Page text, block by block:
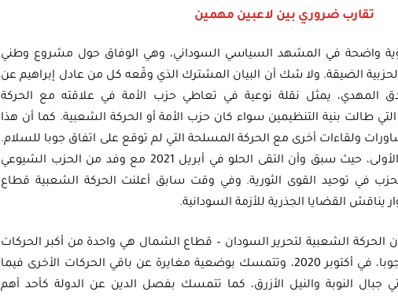
تقارب ضروري بين لاعبين مهمين
واضحة في المشهد السياسي السوداني، وهي الوفاق حول مشروع وطني
الضيقة. ولا شك أن البيان المشترك الذي وقّعه كل من عادل إبراهيم عن
المهدي، يمثل نقلة نوعية في تعاطي حزب الأمة في علاقته مع الحركة
طالت بنية التنظيمين سواء كان حزب الأمة أو الحركة الشعبية. كما أن هذا
ولقاءات أخرى مع الحركة المسلحة التي لم توقع على اتفاق جوبا للسلام.
حيث لم تكن هذه التفاهمات هي الأولى، حيث سبق وأن التقى الحلو في أبريل 2021 مع وفد من الحزب الشيوعي
في توحيد القوى الثورية. وفي وقت سابق أعلنت الحركة الشعبية قطاع
يناقش القضايا الجذرية للأزمة السودانية.
الحركة الشعبية لتحرير السودان – قطاع الشمال هي واحدة من أكبر الحركات
المؤثرة، التي لم توقع على اتفاق جوبا، في أكتوبر 2020، وتتمسك بوضعية مغايرة عن باقي الحركات الأخرى فيما
النوبة والنيل الأزرق، كما تتمسك بفصل الدين عن الدولة كأحد أهم